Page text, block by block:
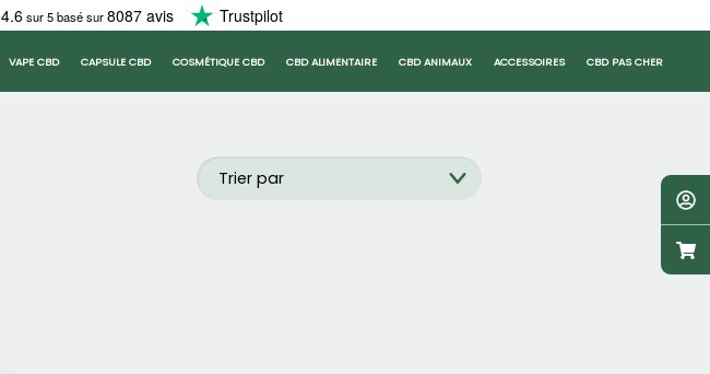
4.6sur 5 basé sur8087 avis Trustpilot
VAPE CBD CAPSULE CBD COSMÉTIQUE CBD CBD ALIMENTAIRE CBD ANIMAUX ACCESSOIRES CBD PAS CHER